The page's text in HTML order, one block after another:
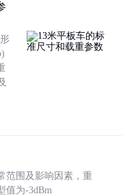
范围及影响因素，重
值为-3dBm